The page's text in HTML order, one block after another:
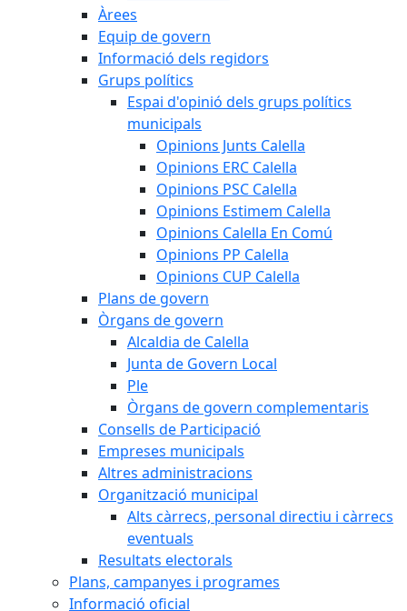
Àrees
Equip de govern
Informació dels regidors
Grups polítics
Espai d'opinió dels grups polítics
municipals
Opinions Junts Calella
Opinions ERC Calella
Opinions PSC Calella
Opinions Estimem Calella
Opinions Calella En Comú
Opinions PP Calella
Opinions CUP Calella
Plans de govern
Òrgans de govern
Alcaldia de Calella
Junta de Govern Local
Ple
Òrgans de govern complementaris
Consells de Participació
Empreses municipals
Altres administracions
Organització municipal
Alts càrrecs, personal directiu i càrrecs
eventuals
Resultats electorals
Plans, campanyes i programes
Informació oficial